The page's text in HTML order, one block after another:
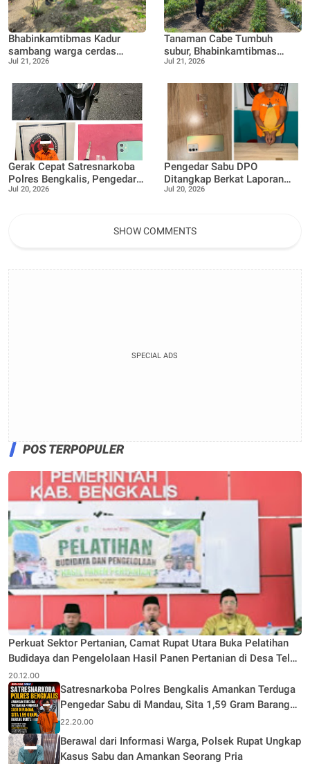
Bhabinkamtibmas Kadur
sambang warga cerdas
manfaatkan pekarangan
pertanian bergizi
Jul 21, 2026
Tanaman Cabe Tumbuh
subur, Bhabinkamtibmas
Tanjung Punak lakukan
Jul 21, 2026
Gerak Cepat Satresnarkoba
Polres Bengkalis, Pengedar
Sabu Dibekuk di Rimba
Jul 20, 2026
Pengedar Sabu DPO
Ditangkap Berkat Laporan
Call Center 110,
Komitmen P4GN
Jul 20, 2026
SHOW COMMENTS
SPECIAL ADS
POS TERPOPULER
Perkuat Sektor Pertanian, Camat Rupat Utara Buka Pelatihan
Budidaya dan Pengelolaan Hasil Panen Pertanian di Desa Teluk
Rhu
20.12.00
Satresnarkoba Polres Bengkalis Amankan Terduga
Pengedar Sabu di Mandau, Sita 1,59 Gram Barang
Bukti
22.20.00
Berawal dari Informasi Warga, Polsek Rupat Ungkap
Kasus Sabu dan Amankan Seorang Pria